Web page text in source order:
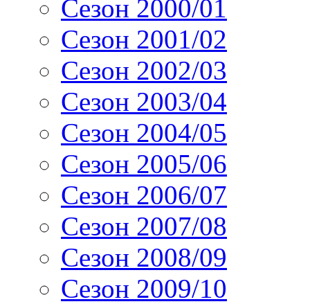
Сезон 2000/01
Сезон 2001/02
Сезон 2002/03
Сезон 2003/04
Сезон 2004/05
Сезон 2005/06
Сезон 2006/07
Сезон 2007/08
Сезон 2008/09
Сезон 2009/10